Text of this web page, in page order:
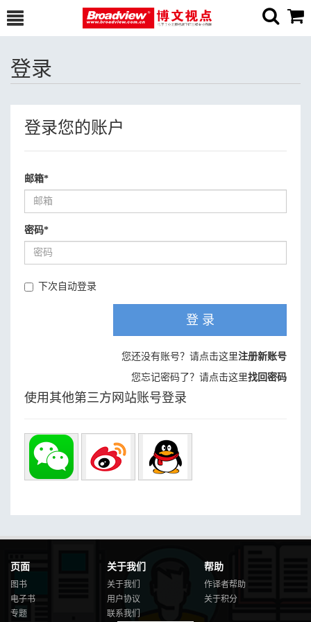
登录
登录您的账户
邮箱*
密码*
下次自动登录
登 录
您还没有账号？请点击这里注册新账号
您忘记密码了？请点击这里找回密码
使用其他第三方网站账号登录
页面
图书
电子书
专题
关于我们
关于我们
用户协议
联系我们
帮助
作译者帮助
关于积分